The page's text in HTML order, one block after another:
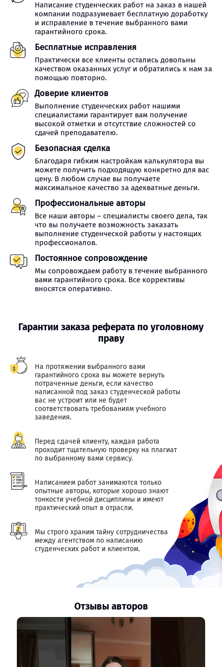
Написание студенческих работ на заказ в нашей
компании подразумевает бесплатную доработку
и исправление в течение выбранного вами
гарантийного срока.
Бесплатные исправления
Практически все клиенты остались довольны
качеством оказанных услуг и обратились к нам за
помощью повторно.
Доверие клиентов
Выполнение студенческих работ нашими
специалистами гарантирует вам получение
высокой отметки и отсутствие сложностей со
сдачей преподавателю.
Безопасная сделка
Благодаря гибким настройкам калькулятора вы
можете получить подходящую конкретно для вас
цену. В любом случае вы получаете
максимальное качество за адекватные деньги.
Профессиональные авторы
Все наши авторы – специалисты своего дела, так
что вы получаете возможность заказать
выполнение студенческой работы у настоящих
профессионалов.
Постоянное сопровождение
Мы сопровождаем работу в течение выбранного
вами гарантийного срока. Все коррективы
вносятся оперативно.
Гарантии заказа реферата по уголовному
праву
На протяжении выбранного вами
гарантийного срока вы можете вернуть
потраченные деньги, если качество
написанной под заказ студенческой работы
вас не устроит или не будет
соответствовать требованиям учебного
заведения.
Перед сдачей клиенту, каждая работа
проходит тщательную проверку на плагиат
по выбранному вами сервису.
Написанием работ занимаются только
опытные авторы, которые хорошо знают
тонкости учебной дисциплины и имеют
практический опыт в отрасли.
Мы строго храним тайну сотрудничества
между агентством по написанию
студенческих работ и клиентом.
Отзывы авторов